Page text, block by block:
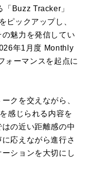
Buzz Tracker」
ピックアップし、
魅力を発信してい
年1月度 Monthly
ォーマンスを起点に
クを交えながら、
感じられる内容を
の近い距離感の中
応えながら進行さ
ションを大切にし